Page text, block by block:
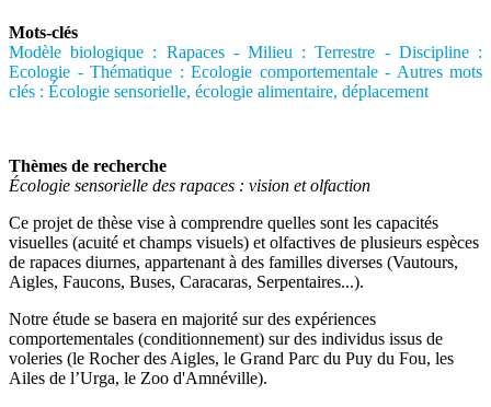
Mots-clés
Modèle biologique : Rapaces - Milieu : Terrestre - Discipline :
Ecologie - Thématique : Ecologie comportementale - Autres mots
clés : Écologie sensorielle, écologie alimentaire, déplacement
Thèmes de recherche
Écologie sensorielle des rapaces : vision et olfaction
Ce projet de thèse vise à comprendre quelles sont les capacités
visuelles (acuité et champs visuels) et olfactives de plusieurs espèces
de rapaces diurnes, appartenant à des familles diverses (Vautours,
Aigles, Faucons, Buses, Caracaras, Serpentaires...).
Notre étude se basera en majorité sur des expériences
comportementales (conditionnement) sur des individus issus de
voleries (le Rocher des Aigles, le Grand Parc du Puy du Fou, les
Ailes de l’Urga, le Zoo d'Amnéville).